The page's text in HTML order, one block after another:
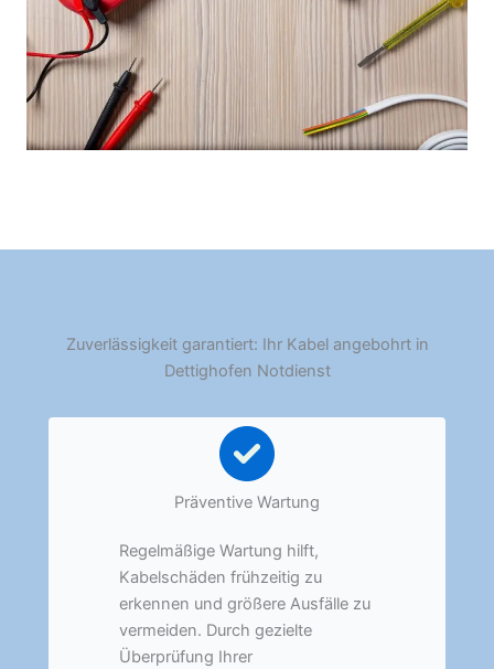
Zuverlässigkeit garantiert: Ihr Kabel angebohrt in
Dettighofen Notdienst
Präventive Wartung
Regelmäßige Wartung hilft,
Kabelschäden frühzeitig zu
erkennen und größere Ausfälle zu
vermeiden. Durch gezielte
Überprüfung Ihrer